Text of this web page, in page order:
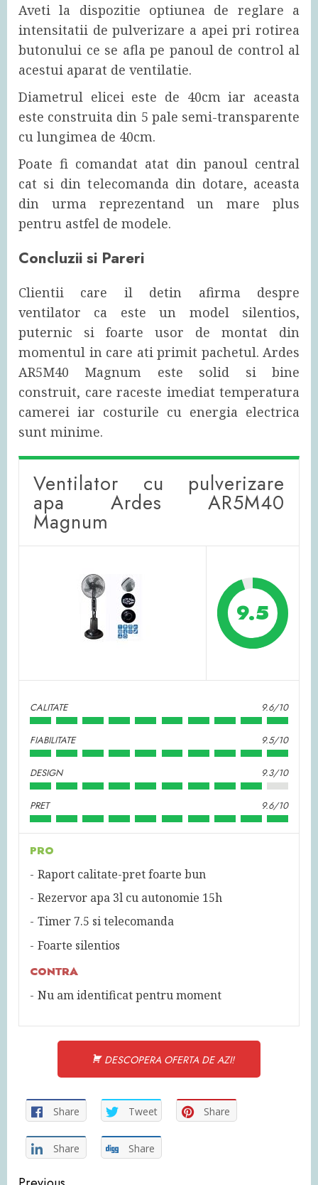
Aveti la dispozitie optiunea de reglare a
intensitatii de pulverizare a apei pri rotirea
butonului ce se afla pe panoul de control al
acestui aparat de ventilatie.
Diametrul elicei este de 40cm iar aceasta
este construita din 5 pale semi-transparente
cu lungimea de 40cm.
Poate fi comandat atat din panoul central
cat si din telecomanda din dotare, aceasta
din urma reprezentand un mare plus
pentru astfel de modele.
Concluzii si Pareri
Clientii care il detin afirma despre
ventilator ca este un model silentios,
puternic si foarte usor de montat din
momentul in care ati primit pachetul. Ardes
AR5M40 Magnum este solid si bine
construit, care raceste imediat temperatura
camerei iar costurile cu energia electrica
sunt minime.
Ventilator cu pulverizare
apa Ardes AR5M40
Magnum
9.5
CALITATE 9.6/10
FIABILITATE 9.5/10
DESIGN 9.3/10
PRET 9.6/10
PRO
Raport calitate-pret foarte bun
Rezervor apa 3l cu autonomie 15h
Timer 7.5 si telecomanda
Foarte silentios
CONTRA
Nu am identificat pentru moment
DESCOPERA OFERTA DE AZI!
Share Tweet Share
Share Share